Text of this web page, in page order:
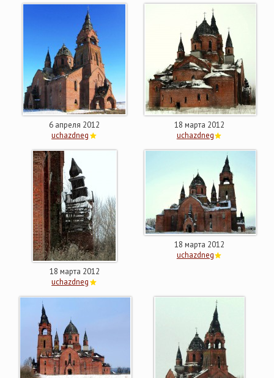
6 апреля 2012
uchazdneg
18 марта 2012
uchazdneg
18 марта 2012
uchazdneg
18 марта 2012
uchazdneg